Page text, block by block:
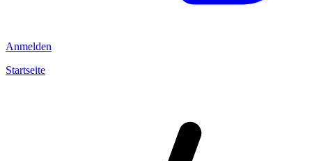
Anmelden
Startseite